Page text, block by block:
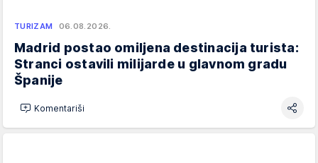
TURIZAM 06.08.2026.
Madrid postao omiljena destinacija turista:
Stranci ostavili milijarde u glavnom gradu
Španije
Komentariši